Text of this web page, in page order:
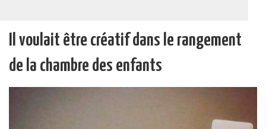
Il voulait être créatif dans le rangement
de la chambre des enfants